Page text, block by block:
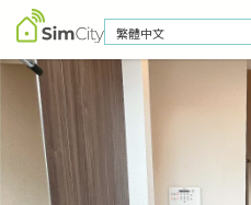
繁體中文
公司資訊
聯絡我們